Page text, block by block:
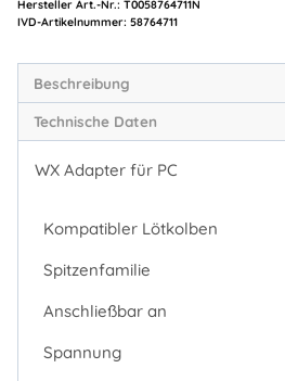
Hersteller Art.-Nr.: T0058764711N
Artikelnummer: 58764711
Beschreibung
Technische Daten
WX Adapter für PC
Kompatibler Lötkolben
Spitzenfamilie
Anschließbar an
Spannung